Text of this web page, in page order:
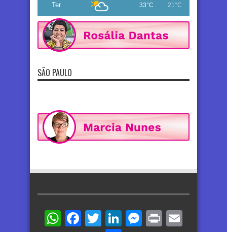
Ter 33°C 21°C
SÃO PAULO
WhatsApp
Facebook
TwitterLinkedIn
Messenger
Print